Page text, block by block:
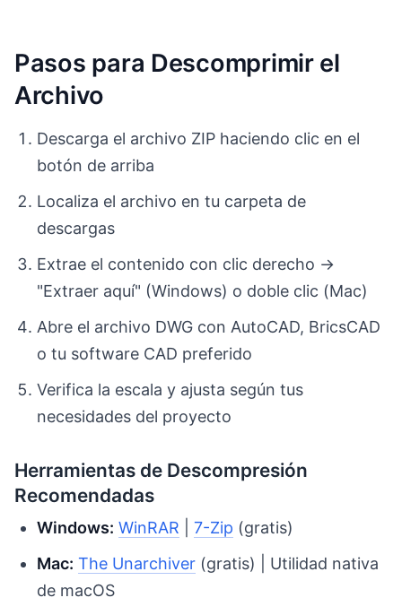
Pasos para Descomprimir el
Archivo
Descarga el archivo ZIP haciendo clic en el
botón de arriba
Localiza el archivo en tu carpeta de
descargas
Extrae el contenido con clic derecho →
"Extraer aquí" (Windows) o doble clic (Mac)
Abre el archivo DWG con AutoCAD, BricsCAD
o tu software CAD preferido
Verifica la escala y ajusta según tus
necesidades del proyecto
Herramientas de Descompresión
Recomendadas
Windows: WinRAR |7-Zip (gratis)
Mac: The Unarchiver (gratis) | Utilidad nativa
de macOS